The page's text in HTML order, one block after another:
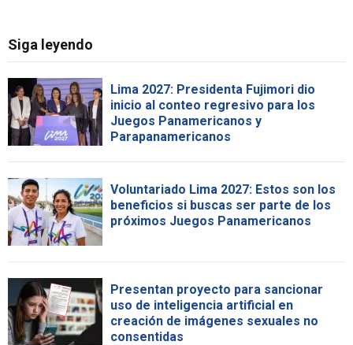
Siga leyendo
Lima 2027: Presidenta Fujimori dio
inicio al conteo regresivo para los
Juegos Panamericanos y
Parapanamericanos
Voluntariado Lima 2027: Estos son los
beneficios si buscas ser parte de los
próximos Juegos Panamericanos
Presentan proyecto para sancionar
uso de inteligencia artificial en
creación de imágenes sexuales no
consentidas